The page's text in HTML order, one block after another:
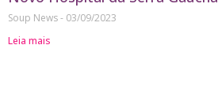
Soup News
03/09/2023
Leia mais